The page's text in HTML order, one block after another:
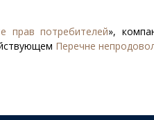
прав потребителей»,
Перечне